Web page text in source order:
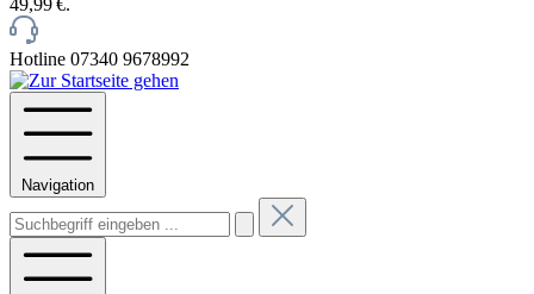
49,99 €.
Hotline 07340 9678992
Navigation